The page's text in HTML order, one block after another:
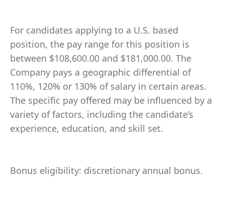
For candidates applying to a U.S. based
position, the pay range for this position is
between $108,600.00 and $181,000.00. The
Company pays a geographic differential of
110%, 120% or 130% of salary in certain areas.
The specific pay offered may be influenced by a
variety of factors, including the candidate’s
experience, education, and skill set.
Bonus eligibility: discretionary annual bonus.